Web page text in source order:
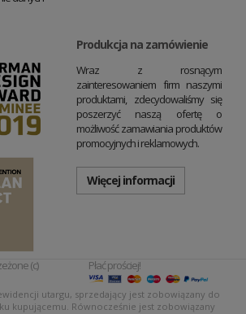
Produkcja na zamówienie
Wraz z rosnącym
zainteresowaniem firm naszymi
produktami, zdecydowaliśmy się
poszerzyć naszą ofertę o
możliwość zamawiania produktów
promocyjnych i reklamowych.
Więcej informacji
(c)
Płać prościej!
utargu, sprzedający jest zobowiązany do
kupującemu. Równocześnie jest zobowiązany